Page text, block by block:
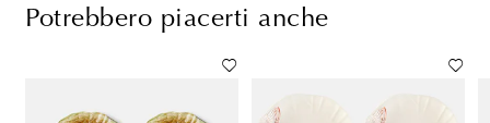
Potrebbero piacerti anche